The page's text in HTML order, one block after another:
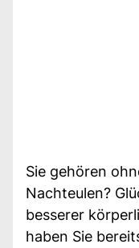
Sie gehören
Nachteulen?
besserer
haben Sie